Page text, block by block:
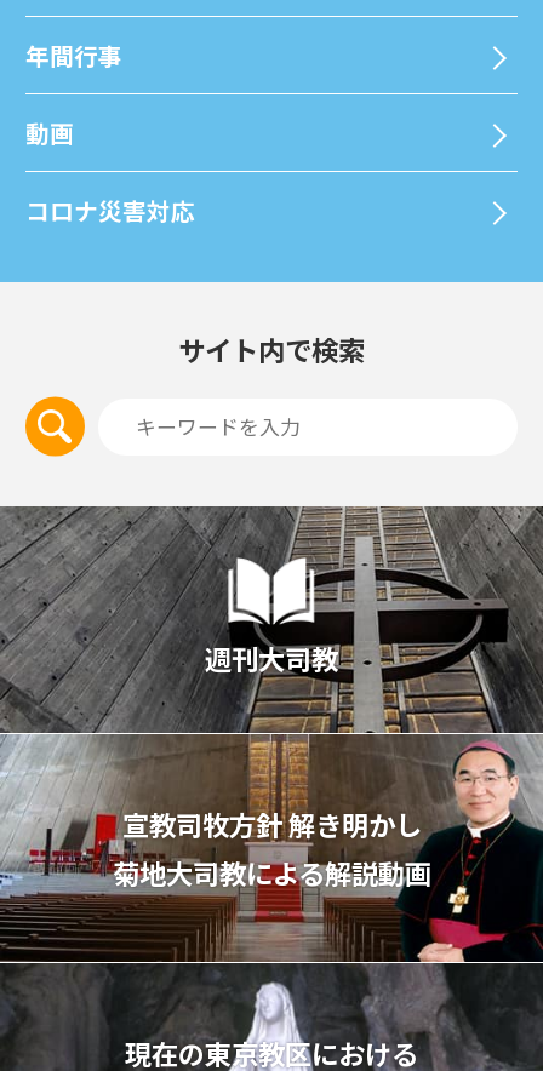
年間⾏事
動画
コロナ災害対応
サイト内で検索
週刊大司教
宣教司牧⽅針 解き明かし
菊地⼤司教による解説動画
現在の東京教区における